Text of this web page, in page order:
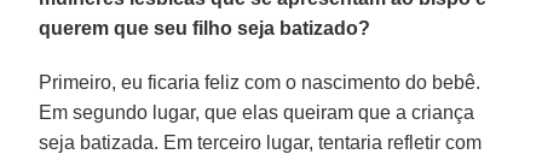
querem que seu filho seja batizado?
Primeiro, eu ficaria feliz com o nascimento do bebê.
Em segundo lugar, que elas queiram que a criança
seja batizada. Em terceiro lugar, tentaria refletir com